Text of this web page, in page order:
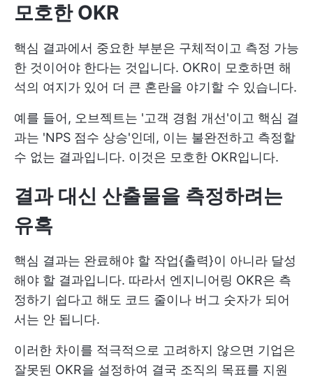
모호한 OKR
핵심 결과에서 중요한 부분은 구체적이고 측정 가능
한 것이어야 한다는 것입니다. OKR이 모호하면 해
석의 여지가 있어 더 큰 혼란을 야기할 수 있습니다.
예를 들어, 오브젝트는 '고객 경험 개선'이고 핵심 결
과는 'NPS 점수 상승'인데, 이는 불완전하고 측정할
수 없는 결과입니다. 이것은 모호한 OKR입니다.
결과 대신 산출물을 측정하려는
유혹
핵심 결과는 완료해야 할 작업{출력}이 아니라 달성
해야 할 결과입니다. 따라서 엔지니어링 OKR은 측
정하기 쉽다고 해도 코드 줄이나 버그 숫자가 되어
서는 안 됩니다.
이러한 차이를 적극적으로 고려하지 않으면 기업은
잘못된 OKR을 설정하여 결국 조직의 목표를 지원